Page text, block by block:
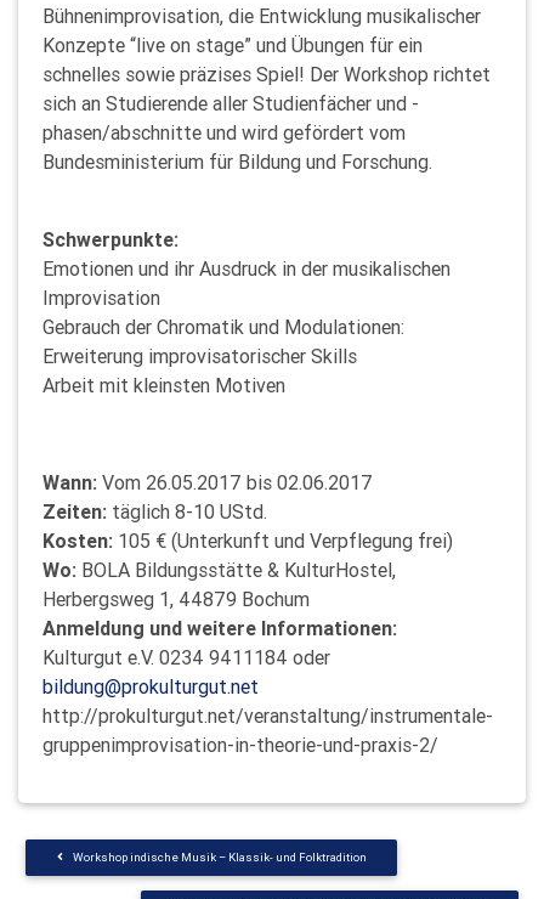
Bühnenimprovisation, die Entwicklung musikalischer
Konzepte “live on stage” und Übungen für ein
schnelles sowie präzises Spiel! Der Workshop richtet
sich an Studierende aller Studienfächer und -
phasen/abschnitte und wird gefördert vom
Bundesministerium für Bildung und Forschung.
Schwerpunkte:
Emotionen und ihr Ausdruck in der musikalischen
Improvisation
Gebrauch der Chromatik und Modulationen:
Erweiterung improvisatorischer Skills
Arbeit mit kleinsten Motiven
Wann: Vom 26.05.2017 bis 02.06.2017
Zeiten: täglich 8-10 UStd.
Kosten: 105 € (Unterkunft und Verpflegung frei)
Wo: BOLA Bildungsstätte & KulturHostel,
Herbergsweg 1, 44879 Bochum
Anmeldung und weitere Informationen:
Kulturgut e.V. 0234 9411184 oder
bildung@prokulturgut.net
http://prokulturgut.net/veranstaltung/instrumentale-
gruppenimprovisation-in-theorie-und-praxis-2/
Workshop indische Musik – Klassik- und Folktradition